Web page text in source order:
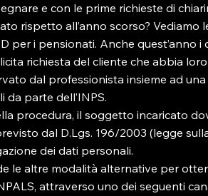
e con le prime richieste di
rispetto all’anno scorso? Vediamo
per i pensionati. Anche quest’anno
richiesta del cliente che abbia
dal professionista insieme ad
da parte dell’INPS.
procedura, il soggetto incaricato
dal D.Lgs. 196/2003 (legge
dei dati personali.
le altre modalità alternative per
attraverso uno dei seguenti